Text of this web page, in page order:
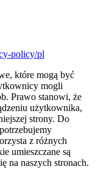
policy/pl
które mogą być
mogli
Prawo stanowi, że
użytkownika,
strony. Do
z różnych
umieszczane są
na naszych stronach.